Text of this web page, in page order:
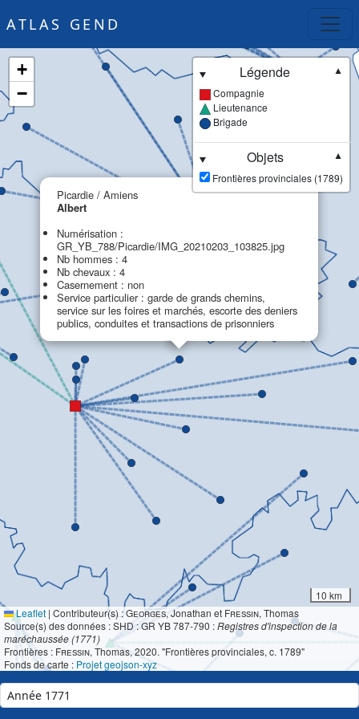
ATLAS GEND
Picardie / Amiens
Albert
Numérisation :
GR_YB_788/Picardie/IMG_20210203_103825.jpg
Nb hommes : 4
Nb chevaux : 4
Casernement : non
Service particulier : garde de grands chemins,
service sur les foires et marchés, escorte des deniers
publics, conduites et transactions de prisonniers
×
+
−
Légende
▼
Compagnie
Lieutenance
Brigade
Objets
▼
Frontières provinciales (1789)
10 km
Leaflet | Contributeur(s) :Georges, Jonathan et Fressin, Thomas
Source(s) des données : SHD : GR YB 787-790 :Registres d'inspection de la
maréchaussée (1771)
Frontières : Fressin, Thomas, 2020. "Frontières provinciales, c. 1789"
Fonds de carte : Projet geojson-xyz